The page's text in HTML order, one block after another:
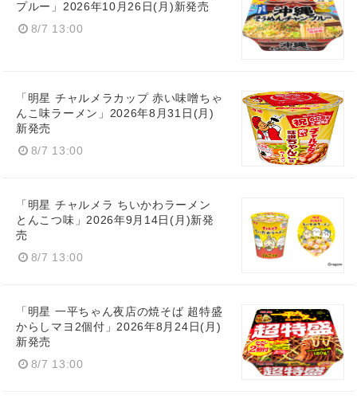
プルー」2026年10月26日(月)新発売
8/7 13:00
「明星 チャルメラカップ 赤い味噌ちゃ
んこ味ラーメン」2026年8月31日(月)
新発売
8/7 13:00
「明星 チャルメラ ちいかわラーメン
とんこつ味」2026年9月14日(月)新発
売
8/7 13:00
「明星 一平ちゃん夜店の焼そば 超特盛
からしマヨ2個付」2026年8月24日(月)
新発売
8/7 13:00